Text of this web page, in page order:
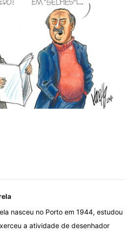
nasceu no Porto em 1944, estudou
a atividade de desenhador